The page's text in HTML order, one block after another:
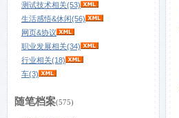
测试技术相关(53)
生活感悟&休闲(56)
网页&协议
职业发展相关(34)
行业相关(18)
车(3)
随笔档案(575)